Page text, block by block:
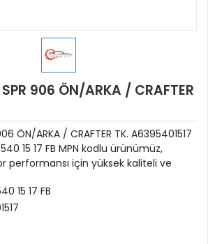
906 ÖN/ARKA / CRAFTER
ÖN/ARKA / CRAFTER TK. A6395401517
15 17 FB MPN kodlu ürünümüz,
performansı için yüksek kaliteli ve
15 17 FB